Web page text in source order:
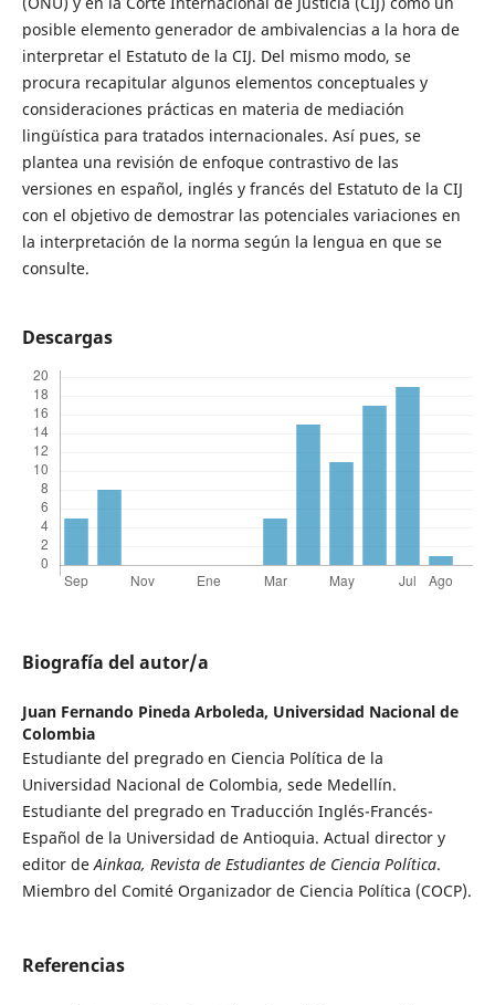
posible elemento generador de ambivalencias a la hora de
interpretar el Estatuto de la CIJ. Del mismo modo, se
procura recapitular algunos elementos conceptuales y
consideraciones prácticas en materia de mediación
lingüística para tratados internacionales. Así pues, se
plantea una revisión de enfoque contrastivo de las
versiones en español, inglés y francés del Estatuto de la CIJ
con el objetivo de demostrar las potenciales variaciones en
la interpretación de la norma según la lengua en que se
consulte.
Descargas
Biografía del autor/a
Juan Fernando Pineda Arboleda, Universidad Nacional de
Colombia
Estudiante del pregrado en Ciencia Política de la
Universidad Nacional de Colombia, sede Medellín.
Estudiante del pregrado en Traducción Inglés-Francés-
Español de la Universidad de Antioquia. Actual director y
editor deAinkaa, Revista de Estudiantes de Ciencia Política.
Miembro del Comité Organizador de Ciencia Política (COCP).
Referencias